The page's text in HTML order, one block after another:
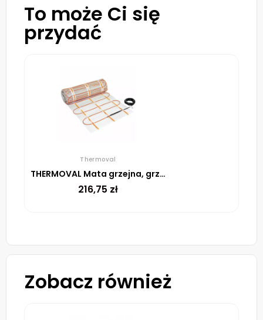
To może Ci się
przydać
Thermoval
THERMOVAL Mata grzejna, grzewcza, elektryczna pod płytki TV TO 50 170 W/m² – 1m²
216,75 zł
Zobacz również